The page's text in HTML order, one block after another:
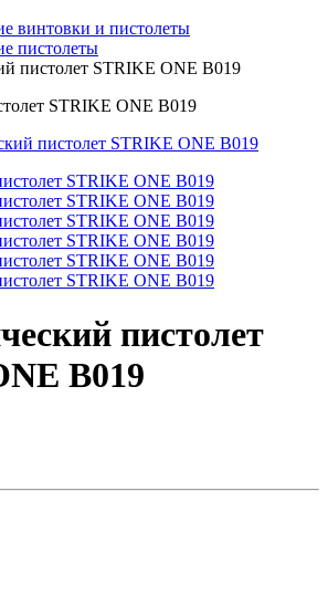
винтовки и пистолеты
пистолеты
пистолет STRIKE ONE B019
STRIKE ONE B019
пистолет
B019